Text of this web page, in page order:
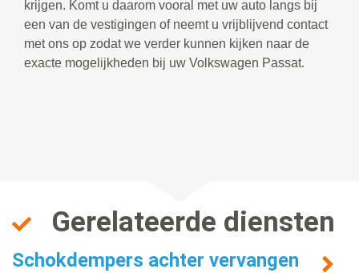
krijgen. Komt u daarom vooral met uw auto langs bij
een van de vestigingen of neemt u vrijblijvend contact
met ons op zodat we verder kunnen kijken naar de
exacte mogelijkheden bij uw Volkswagen Passat.
Gerelateerde diensten
Schokdempers achter vervangen